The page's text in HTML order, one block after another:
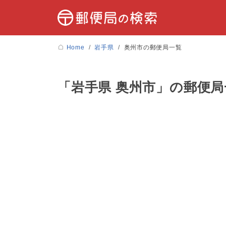
Home 岩手県 奥州市の郵便局一覧
「岩手県 奥州市」の郵便